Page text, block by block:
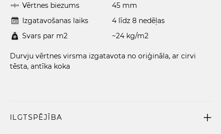
Vērtnes biezums
45 mm
Izgatavošanas laiks
4 līdz 8 nedēļas
Svars par m2
~24 kg/m2
Durvju vērtnes virsma izgatavota no oriģināla, ar cirvi
tēsta, antīka koka
ILGTSPĒJĪBA